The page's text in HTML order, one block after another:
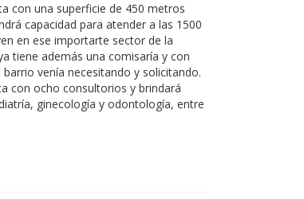
con una superficie de 450 metros
capacidad para atender a las 1500
en ese importarte sector de la
tiene además una comisaría y con
barrio venía necesitando y solicitando.
con ocho consultorios y brindará
ginecología y odontología, entre